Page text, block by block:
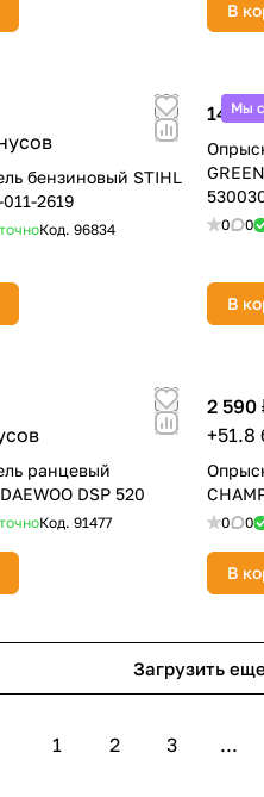
В
бензиновый STIHL
2619
Код. 96834
Мы
14
0 0
В
ранцевый
DSP 520
Код. 91477
2 590
+51.8
0 0
В
Загрузить еще
1 2 3 ...
раз в 2 недели